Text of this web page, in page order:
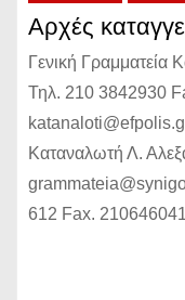
Αρχές
Γενική Γραμματεία
Τηλ. 210 3842930
Καταναλωτή Λ.
612 Fax.